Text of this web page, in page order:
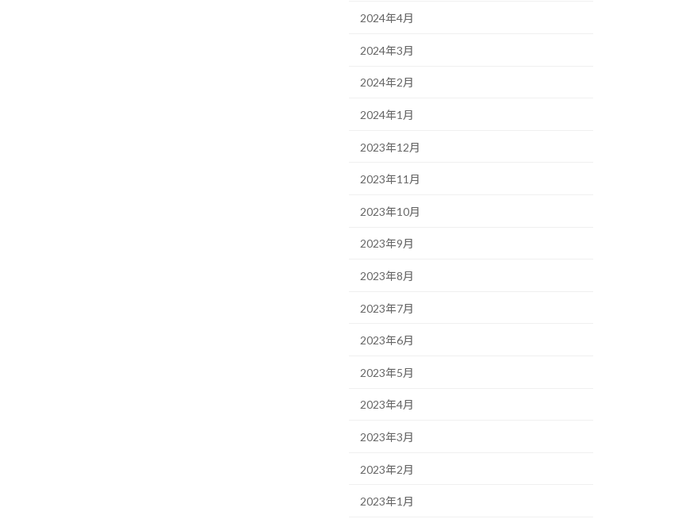
2024年4月
2024年3月
2024年2月
2024年1月
2023年12月
2023年11月
2023年10月
2023年9月
2023年8月
2023年7月
2023年6月
2023年5月
2023年4月
2023年3月
2023年2月
2023年1月